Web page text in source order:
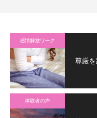
感情解放ワーク
尊厳
体験者の声